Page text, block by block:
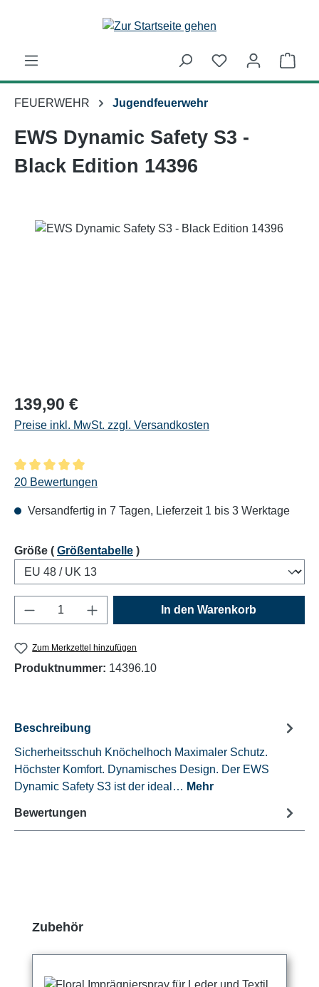
Zum Hauptinhalt springen
FEUERWEHR Jugendfeuerwehr
EWS Dynamic Safety S3 -
Black Edition 14396
Regulärer Preis:
139,90 €
Preise inkl. MwSt. zzgl. Versandkosten
Durchschnittliche Bewertung von 5 von 5 Sternen
20 Bewertungen
Versandfertig in 7 Tagen, Lieferzeit 1 bis 3 Werktage
Größeauswählen
( Größentabelle )
Produkt Anzahl: Gib den gewünschten
In den Warenkorb
Zum Merkzettel hinzufügen
Produktnummer: 14396.10
Beschreibung
Sicherheitsschuh Knöchelhoch Maximaler Schutz.
Höchster Komfort. Dynamisches Design. Der EWS
Dynamic Safety S3 ist der ideal… Mehr
Bewertungen
Produktgalerie überspringen
Zubehör